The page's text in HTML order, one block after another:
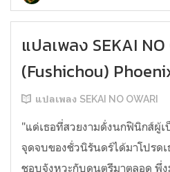
แปลเพลง SEKAI
(Fushichou)
แปลเพลง SEKAI NO OWARI
"แด่เธอที่สวยงามดั่งนกฟินิกส์ผู้
จุดจบของชั่วนิรันดร์ได้มาโปรด
ชอบจังหวะกับดนตรีมาตลอด พึ่ง